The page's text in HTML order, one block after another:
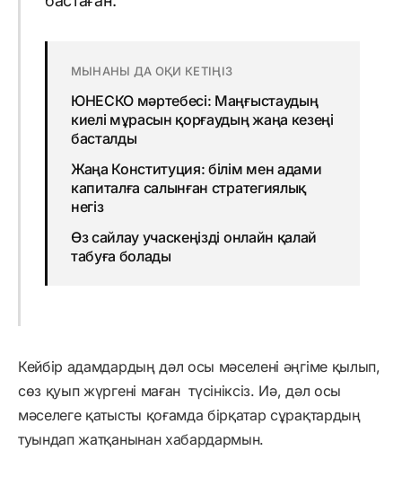
МЫНАНЫ ДА ОҚИ КЕТІҢІЗ
ЮНЕСКО мәртебесі: Маңғыстаудың
киелі мұрасын қорғаудың жаңа кезеңі
басталды
Жаңа Конституция: білім мен адами
капиталға салынған стратегиялық
негіз
Өз сайлау учаскеңізді онлайн қалай
табуға болады
Кейбір адамдардың дәл осы мәселені әңгіме қылып,
сөз қуып жүргені маған түсініксіз. Иә, дәл осы
мәселеге қатысты қоғамда бірқатар сұрақтардың
туындап жатқанынан хабардармын.